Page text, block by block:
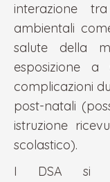
interazione
ambientali
salute della
esposizione a
complicazioni
post-natali
istruzione
scolastico).
I DSA si